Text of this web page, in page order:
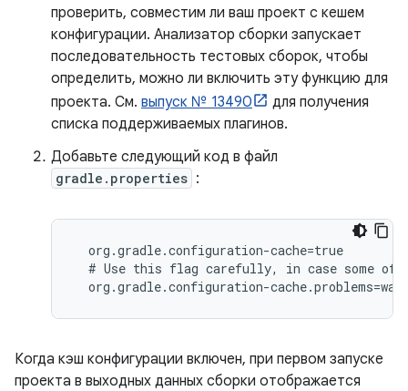
проверить, совместим ли ваш проект с кешем
конфигурации. Анализатор сборки запускает
последовательность тестовых сборок, чтобы
определить, можно ли включить эту функцию для
проекта. См. выпуск № 13490
для получения
списка поддерживаемых плагинов.
Добавьте следующий код в файл
gradle.properties :
  org.gradle.configuration-cache=true
# Use this flag carefully, in case some of
org.gradle.configuration-
Когда кэш конфигурации включен, при первом запуске
проекта в выходных данных сборки отображается